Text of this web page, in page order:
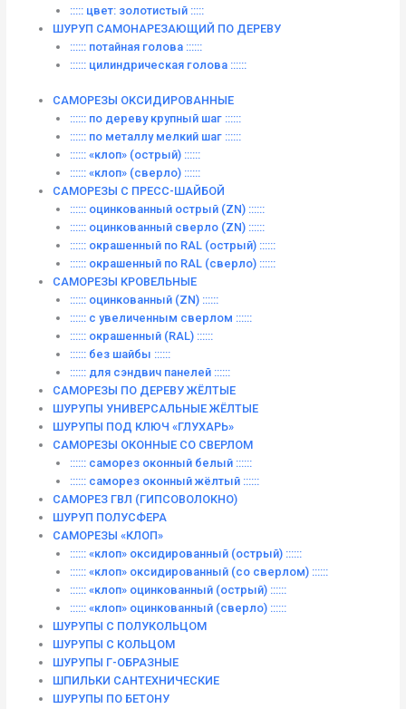
::::: цвет: золотистый :::::
ШУРУП САМОНАРЕЗАЮЩИЙ ПО ДЕРЕВУ
:::::: потайная голова ::::::
:::::: цилиндрическая голова ::::::
САМОРЕЗЫ ОКСИДИРОВАННЫЕ
:::::: по дереву крупный шаг ::::::
:::::: по металлу мелкий шаг ::::::
:::::: «клоп» (острый) ::::::
:::::: «клоп» (сверло) ::::::
САМОРЕЗЫ С ПРЕСС-ШАЙБОЙ
:::::: оцинкованный острый (ZN) ::::::
:::::: оцинкованный сверло (ZN) ::::::
:::::: окрашенный по RAL (острый) ::::::
:::::: окрашенный по RAL (сверло) ::::::
САМОРЕЗЫ КРОВЕЛЬНЫЕ
:::::: оцинкованный (ZN) ::::::
:::::: с увеличенным сверлом ::::::
:::::: окрашенный (RAL) ::::::
:::::: без шайбы ::::::
:::::: для сэндвич панелей ::::::
САМОРЕЗЫ ПО ДЕРЕВУ ЖЁЛТЫЕ
ШУРУПЫ УНИВЕРСАЛЬНЫЕ ЖЁЛТЫЕ
ШУРУПЫ ПОД КЛЮЧ «ГЛУХАРЬ»
САМОРЕЗЫ ОКОННЫЕ СО СВЕРЛОМ
:::::: саморез оконный белый ::::::
:::::: саморез оконный жёлтый ::::::
САМОРЕЗ ГВЛ (ГИПСОВОЛОКНО)
ШУРУП ПОЛУСФЕРА
САМОРЕЗЫ «КЛОП»
:::::: «клоп» оксидированный (острый) ::::::
:::::: «клоп» оксидированный (со сверлом) ::::::
:::::: «клоп» оцинкованный (острый) ::::::
:::::: «клоп» оцинкованный (сверло) ::::::
ШУРУПЫ С ПОЛУКОЛЬЦОМ
ШУРУПЫ С КОЛЬЦОМ
ШУРУПЫ Г-ОБРАЗНЫЕ
ШПИЛЬКИ САНТЕХНИЧЕСКИЕ
ШУРУПЫ ПО БЕТОНУ